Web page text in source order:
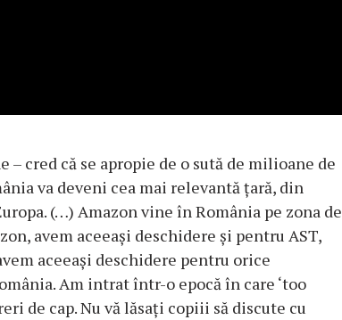
– cred că se apropie de o sută de milioane de
va deveni cea mai relevantă ţară, din
(…) Amazon vine în România pe zona de
avem aceeaşi deschidere şi pentru AST,
aceeaşi deschidere pentru orice
Am intrat într-o epocă în care ‘too
de cap. Nu vă lăsaţi copiii să discute cu